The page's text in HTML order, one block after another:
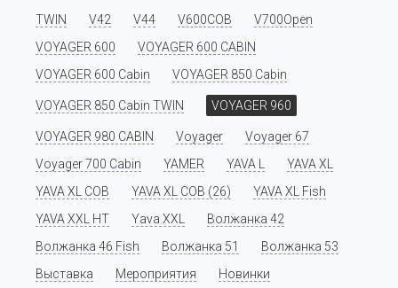
TWIN
V42 V44 V600COB
V700Open
VOYAGER 600
VOYAGER 600 CABIN
VOYAGER 600 Cabin
VOYAGER 850 Cabin
VOYAGER 850 Cabin TWIN VOYAGER 960
VOYAGER 980 CABIN Voyager
Voyager 67
Voyager 700 Cabin
YAMER YAVA L
YAVA XL
YAVA XL COB
YAVA XL COB (26)
YAVA XL Fish
YAVA XXL HT
Yava XXL
Волжанка 42
Волжанка 46 Fish
Волжанка 51
Волжанка 53
Выставка
Мероприятия
Новинки